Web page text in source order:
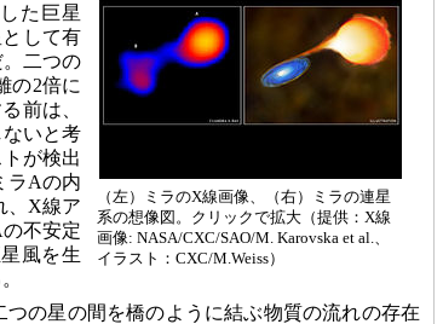
（左）ミラのX線画像、（右）ミラの連星
系の想像図。クリックで拡大（提供：X線
画像: NASA/CXC/SAO/M. Karovska et al.、
イラスト：CXC/M.Weiss）
た巨星
して有
二つの
の2倍に
前は、
いと考
が検出
ラAの内
、X線ア
不安定
風を生
の星の間を橋のように結ぶ物質の流れの存在